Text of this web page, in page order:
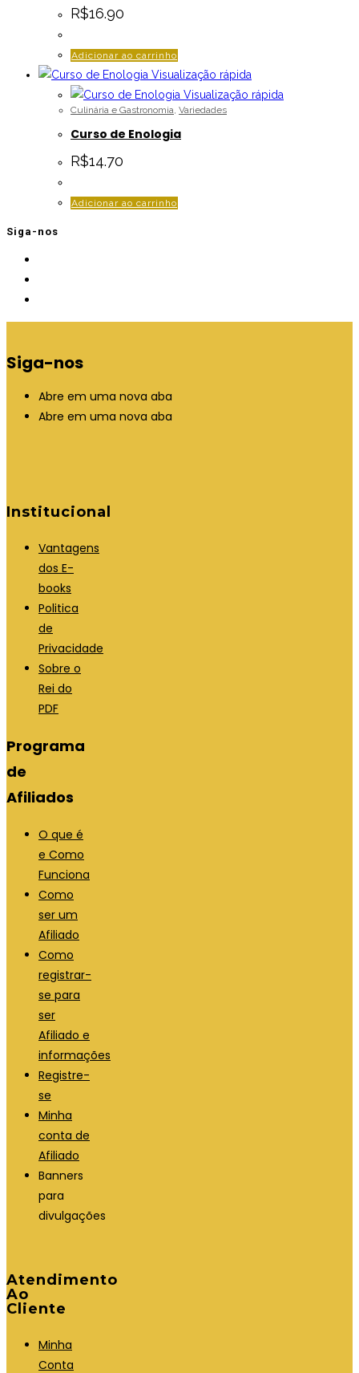
R$16.90
Adicionar ao carrinho
Visualização rápida
Visualização rápida
Culinária e Gastronomia, Variedades
Curso de Enologia
R$14.70
Adicionar ao carrinho
Siga-nos
Siga-nos
Abre em uma nova aba
Abre em uma nova aba
Institucional
Vantagens
dos E-
books
Politica
de
Privacidade
Sobre o
Rei do
PDF
Programa
de
Afiliados
O que é
e Como
Funciona
Como
ser um
Afiliado
Como
registrar-
se para
ser
Afiliado e
informações
Registre-
se
Minha
conta de
Afiliado
Banners
para
divulgações
Atendimento
Ao
Cliente
Minha
Conta